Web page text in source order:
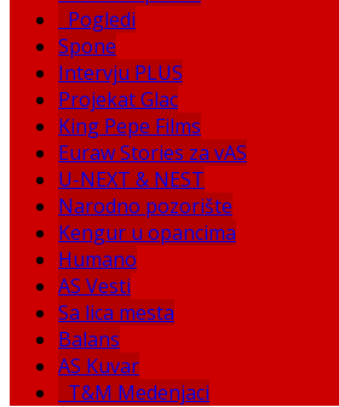
Pogledi
Spone
Intervju PLUS
Projekat Glac
King Pepe Films
Euraw Stories za vAS
U-NEXT & NEST
Narodno pozorište
Kengur u opancima
Humano
AS Vesti
Sa lica mesta
Balans
AS Kuvar
T&M Medenjaci